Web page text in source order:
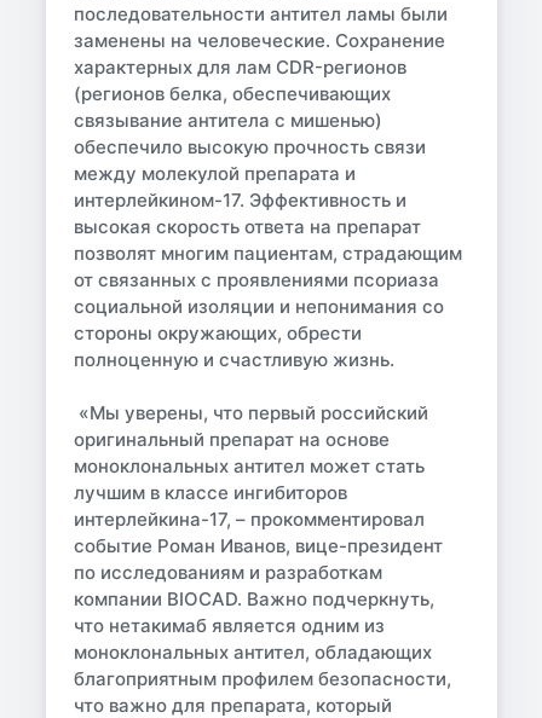
последовательности антител ламы были
заменены на человеческие. Сохранение
характерных для лам CDR-регионов
(регионов белка, обеспечивающих
связывание антитела с мишенью)
обеспечило высокую прочность связи
между молекулой препарата и
интерлейкином-17. Эффективность и
высокая скорость ответа на препарат
позволят многим пациентам, страдающим
от связанных с проявлениями псориаза
социальной изоляции и непонимания со
стороны окружающих, обрести
полноценную и счастливую жизнь.
«Мы уверены, что первый российский
оригинальный препарат на основе
моноклональных антител может стать
лучшим в классе ингибиторов
интерлейкина-17, – прокомментировал
событие Роман Иванов, вице-президент
по исследованиям и разработкам
компании BIOCAD. Важно подчеркнуть,
что нетакимаб является одним из
моноклональных антител, обладающих
благоприятным профилем безопасности,
что важно для препарата, который